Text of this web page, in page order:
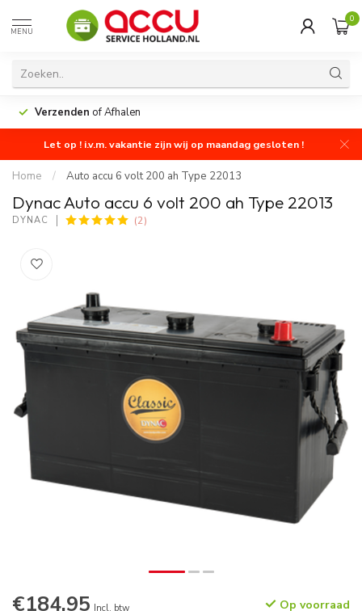
MENU
0
Verzenden of Afhalen
Let op ! i.v.m. vakantie zijn wij op maandag gesloten !
Home / Auto accu 6 volt 200 ah Type 22013
Dynac Auto accu 6 volt 200 ah Type 22013
DYNAC (2)
€184,95 Incl. btw Op voorraad